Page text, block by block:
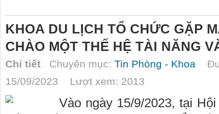
KHOA DU LỊCH TỔ CHỨC GẶP
CHÀO MỘT THẾ HỆ TÀI NĂNG
Chi tiết Chuyên mục: Tin Phòng - Khoa
15/09/2023 Lượt xem: 2013
Vào ngày 15/9/2023, tại